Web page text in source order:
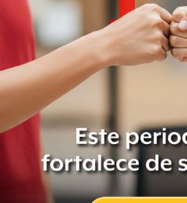
Swanton agregó que las
de que los participantes en
otras partes de la ciudad
confrontación.